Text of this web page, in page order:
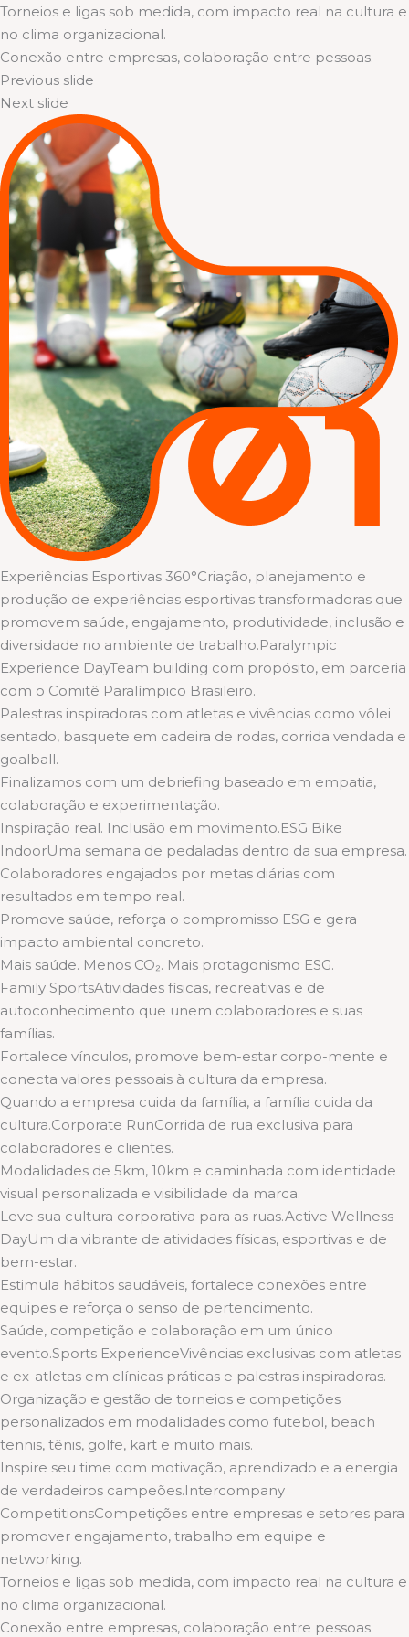
Torneios e ligas sob medida, com impacto real na cultura e
no clima organizacional.
Conexão entre empresas, colaboração entre pessoas.
Previous slide
Next slide
Experiências Esportivas 360°Criação, planejamento e
produção de experiências esportivas transformadoras que
promovem saúde, engajamento, produtividade, inclusão e
diversidade no ambiente de trabalho.Paralympic
Experience DayTeam building com propósito, em parceria
com o Comitê Paralímpico Brasileiro.
Palestras inspiradoras com atletas e vivências como vôlei
sentado, basquete em cadeira de rodas, corrida vendada e
goalball.
Finalizamos com um debriefing baseado em empatia,
colaboração e experimentação.
Inspiração real. Inclusão em movimento.ESG Bike
IndoorUma semana de pedaladas dentro da sua empresa.
Colaboradores engajados por metas diárias com
resultados em tempo real.
Promove saúde, reforça o compromisso ESG e gera
impacto ambiental concreto.
Mais saúde. Menos CO₂. Mais protagonismo ESG.
Family SportsAtividades físicas, recreativas e de
autoconhecimento que unem colaboradores e suas
famílias.
Fortalece vínculos, promove bem-estar corpo-mente e
conecta valores pessoais à cultura da empresa.
Quando a empresa cuida da família, a família cuida da
cultura.Corporate RunCorrida de rua exclusiva para
colaboradores e clientes.
Modalidades de 5km, 10km e caminhada com identidade
visual personalizada e visibilidade da marca.
Leve sua cultura corporativa para as ruas.Active Wellness
DayUm dia vibrante de atividades físicas, esportivas e de
bem-estar.
Estimula hábitos saudáveis, fortalece conexões entre
equipes e reforça o senso de pertencimento.
Saúde, competição e colaboração em um único
evento.Sports ExperienceVivências exclusivas com atletas
e ex-atletas em clínicas práticas e palestras inspiradoras.
Organização e gestão de torneios e competições
personalizados em modalidades como futebol, beach
tennis, tênis, golfe, kart e muito mais.
Inspire seu time com motivação, aprendizado e a energia
de verdadeiros campeões.Intercompany
CompetitionsCompetições entre empresas e setores para
promover engajamento, trabalho em equipe e
networking.
Torneios e ligas sob medida, com impacto real na cultura e
no clima organizacional.
Conexão entre empresas, colaboração entre pessoas.